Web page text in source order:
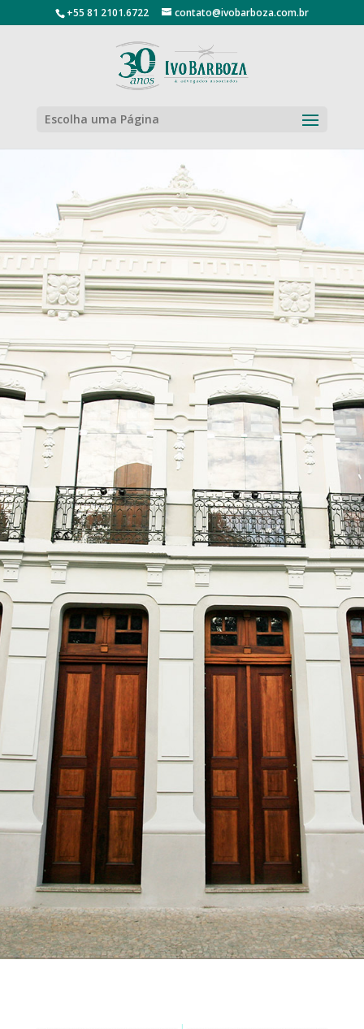
+55 81 2101.6722 contato@ivobarboza.com.br
Escolha uma Página